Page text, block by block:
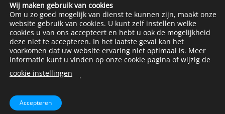
Copyright 2026 ©
Wij maken gebruik van cookies
Om u zo goed mogelijk van dienst te kunnen zijn, maakt onze
website gebruik van cookies. U kunt zelf instellen welke
cookies u van ons accepteert en hebt u ook de mogelijkheid
deze niet te accepteren. In het laatste geval kan het
voorkomen dat uw website ervaring niet optimaal is. Meer
informatie kunt u vinden op onze cookie pagina of wijzig de
cookie instellingen
.
Accepteren